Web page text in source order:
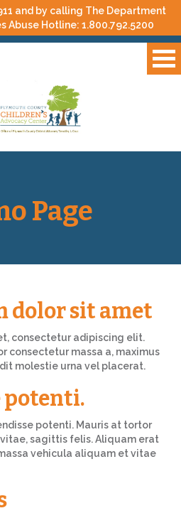
and by calling The Department
Abuse Hotline: 1.800.792.5200
Page
dolor sit amet
consectetur adipiscing elit.
consectetur massa a, maximus
molestie urna vel placerat.
potenti.
potenti. Mauris at tortor
sagittis felis. Aliquam erat
vehicula aliquam et vitae